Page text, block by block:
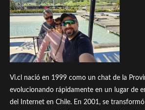
Vi.cl nació en 1999 como un chat de la
evolucionando rápidamente en un lugar de
del Internet en Chile. En 2001, se